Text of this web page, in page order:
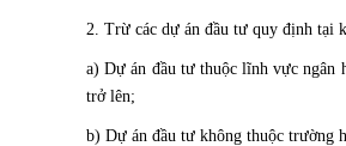
2. Trừ các dự án đầu tư quy định tại
a) Dự án đầu tư thuộc lĩnh vực ngân
trở lên;
b) Dự án đầu tư không thuộc trường